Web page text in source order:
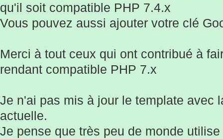
qu'il soit compatible PHP 7.4.x
Vous pouvez aussi ajouter votre clé
Merci à tout ceux qui ont contribué à
rendant compatible PHP 7.x
Je n'ai pas mis à jour le template avec
actuelle.
Je pense que très peu de monde